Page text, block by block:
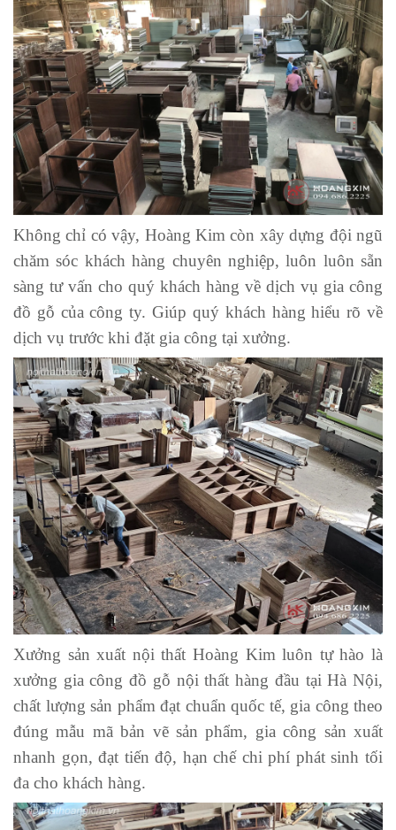
Không chỉ có vậy, Hoàng Kim còn xây dựng đội ngũ
chăm sóc khách hàng chuyên nghiệp, luôn luôn sẵn
sàng tư vấn cho quý khách hàng về dịch vụ gia công
đồ gỗ của công ty. Giúp quý khách hàng hiểu rõ về
dịch vụ trước khi đặt gia công tại xưởng.
Xưởng sản xuất nội thất Hoàng Kim luôn tự hào là
xưởng gia công đồ gỗ nội thất hàng đầu tại Hà Nội,
chất lượng sản phẩm đạt chuẩn quốc tế, gia công theo
đúng mẫu mã bản vẽ sản phẩm, gia công sản xuất
nhanh gọn, đạt tiến độ, hạn chế chi phí phát sinh tối
đa cho khách hàng.